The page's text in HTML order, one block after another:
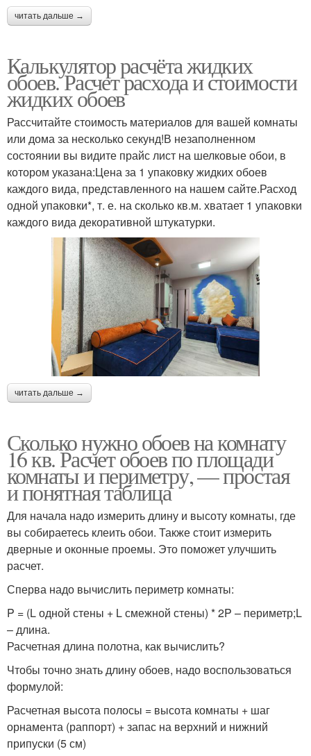
читать дальше →
Калькулятор расчёта жидких
обоев. Расчет расхода и стоимости
жидких обоев
Рассчитайте стоимость материалов для вашей комнаты
или дома за несколько секунд!В незаполненном
состоянии вы видите прайс лист на шелковые обои, в
котором указана:Цена за 1 упаковку жидких обоев
каждого вида, представленного на нашем сайте.Расход
одной упаковки*, т. е. на сколько кв.м. хватает 1 упаковки
каждого вида декоративной штукатурки.
читать дальше →
Сколько нужно обоев на комнату
16 кв. Расчет обоев по площади
комнаты и периметру, — простая
и понятная таблица
Для начала надо измерить длину и высоту комнаты, где
вы собираетесь клеить обои. Также стоит измерить
дверные и оконные проемы. Это поможет улучшить
расчет.
Сперва надо вычислить периметр комнаты:
P = (L одной стены + L смежной стены) * 2P – периметр;L
– длина.
Расчетная длина полотна, как вычислить?
Чтобы точно знать длину обоев, надо воспользоваться
формулой:
Расчетная высота полосы = высота комнаты + шаг
орнамента (раппорт) + запас на верхний и нижний
припуски (5 см)